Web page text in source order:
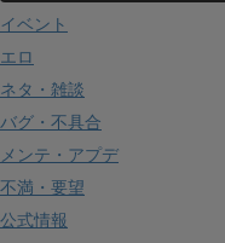
イベント
エロ
ネタ・雑談
バグ・不具合
メンテ・アプデ
不満・要望
公式情報